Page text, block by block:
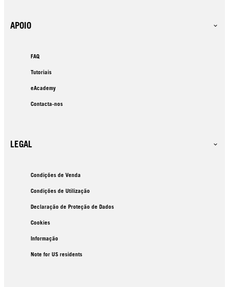
APOIO
FAQ
Tutoriais
eAcademy
Contacta-nos
LEGAL
Condições de Venda
Condições de Utilização
Declaração de Proteção de Dados
Cookies
Informação
Note for US residents